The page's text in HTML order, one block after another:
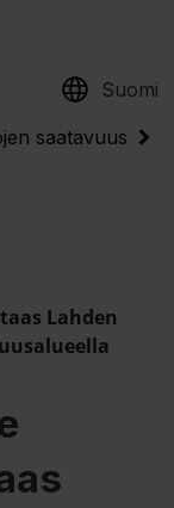
Suomi
English
saatavuus
Lahden